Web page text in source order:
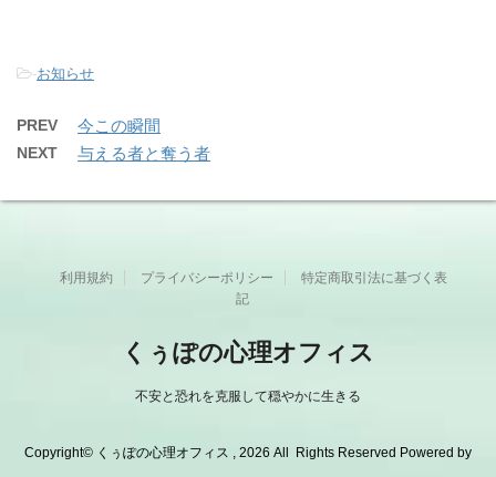
-お知らせ
PREV 今この瞬間
NEXT 与える者と奪う者
利用規約 プライバシーポリシー
特定商取引法に基づく表
記
くぅぽの心理オフィス
不安と恐れを克服して穏やかに生きる
Copyright© くぅぽの心理オフィス , 2026 All Rights Reserved Powered by